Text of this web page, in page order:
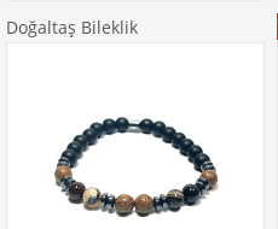
Doğaltaş Bileklik